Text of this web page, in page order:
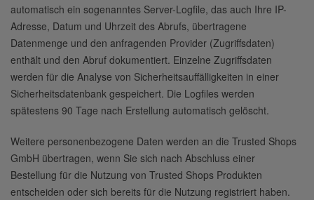
automatisch ein sogenanntes Server-Logfile, das auch Ihre IP-
Adresse, Datum und Uhrzeit des Abrufs, übertragene
Datenmenge und den anfragenden Provider (Zugriffsdaten)
enthält und den Abruf dokumentiert. Einzelne Zugriffsdaten
werden für die Analyse von Sicherheitsauffälligkeiten in einer
Sicherheitsdatenbank gespeichert. Die Logfiles werden
spätestens 90 Tage nach Erstellung automatisch gelöscht.
Weitere personenbezogene Daten werden an die Trusted Shops
GmbH übertragen, wenn Sie sich nach Abschluss einer
Bestellung für die Nutzung von Trusted Shops Produkten
entscheiden oder sich bereits für die Nutzung registriert haben.